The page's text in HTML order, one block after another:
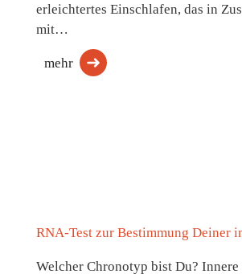
erleichtertes Einschlafen, das in
mit…
mehr
RNA-Test zur Bestimmung Deiner
Welcher Chronotyp bist Du? Innere